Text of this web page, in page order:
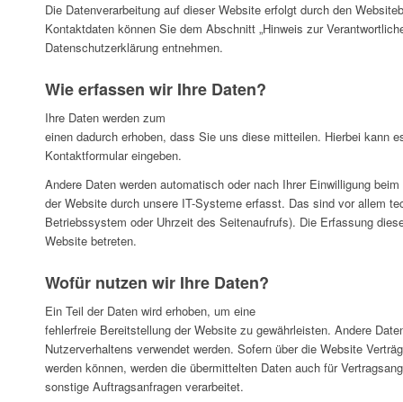
Die Datenverarbeitung auf dieser Website erfolgt durch den
Kontaktdaten können Sie dem Abschnitt „Hinweis zur
Datenschutzerklärung entnehmen.
Wie erfassen wir Ihre Daten?
Ihre Daten werden zum
einen dadurch erhoben, dass Sie uns diese mitteilen. Hierbei kann
Kontaktformular eingeben.
Andere Daten werden automatisch oder nach Ihrer Einwilligung
der Website durch unsere IT-Systeme erfasst. Das sind vor allem
Betriebssystem oder Uhrzeit des Seitenaufrufs). Die Erfassung
Website betreten.
Wofür nutzen wir Ihre Daten?
Ein Teil der Daten wird erhoben, um eine
fehlerfreie Bereitstellung der Website zu gewährleisten. Andere
Nutzerverhaltens verwendet werden. Sofern über die Website
werden können, werden die übermittelten Daten auch für
sonstige Auftragsanfragen verarbeitet.